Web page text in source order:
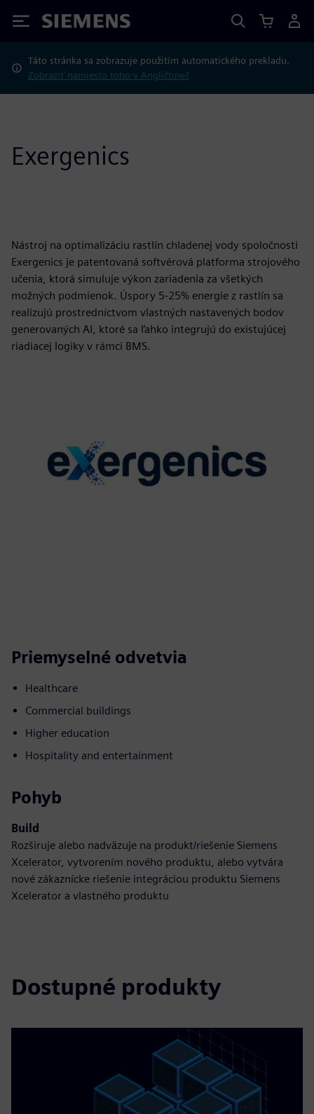
Siemens
Táto stránka sa zobrazuje použitím automatického prekladu.
Zobraziť namiesto toho v Angličtine?
Exergenics
Nástroj na optimalizáciu rastlín chladenej vody spoločnosti
Exergenics je patentovaná softvérová platforma strojového
učenia, ktorá simuluje výkon zariadenia za všetkých
možných podmienok. Úspory 5-25% energie z rastlín sa
realizujú prostredníctvom vlastných nastavených bodov
generovaných AI, ktoré sa ľahko integrujú do existujúcej
riadiacej logiky v rámci BMS.
Priemyselné odvetvia
Healthcare
Commercial buildings
Higher education
Hospitality and entertainment
Pohyb
Build
Rozširuje alebo nadväzuje na produkt/riešenie Siemens
Xcelerator, vytvorením nového produktu, alebo vytvára
nové zákaznícke riešenie integráciou produktu Siemens
Xcelerator a vlastného produktu
Dostupné produkty